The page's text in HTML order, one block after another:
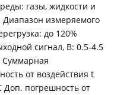
газы, жидкости и
Диапазон измеряемого
до 120%
сигнал, В: 0.5-4.5
Суммарная
от воздействия t
Доп. погрешность от